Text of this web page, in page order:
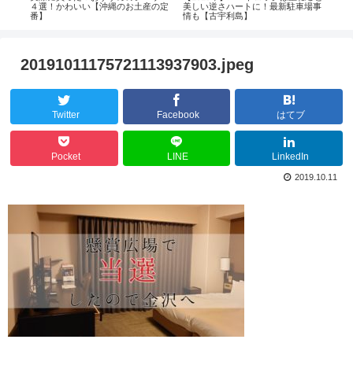
４選！かわいい【沖縄のお土産の定
番】
美しい逆さハートに！最新駐車場事
情も【古宇利島】
20191011175721113937903.jpeg
Twitter Facebook はてブ
Pocket LINE LinkedIn
2019.10.11